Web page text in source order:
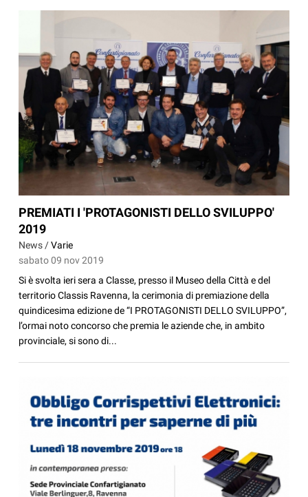
PREMIATI I 'PROTAGONISTI DELLO SVILUPPO'
2019
News /Varie
sabato 09 nov 2019
Si è svolta ieri sera a Classe, presso il Museo della Città e del
territorio Classis Ravenna, la cerimonia di premiazione della
quindicesima edizione de “I PROTAGONISTI DELLO SVILUPPO”,
l’ormai noto concorso che premia le aziende che, in ambito
provinciale, si sono di...